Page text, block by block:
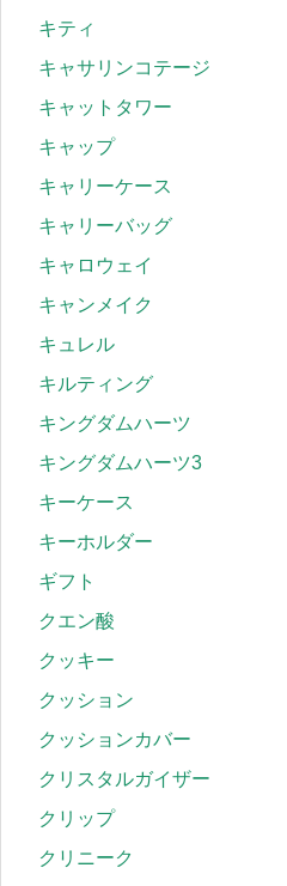
キティ
キャサリンコテージ
キャットタワー
キャップ
キャリーケース
キャリーバッグ
キャロウェイ
キャンメイク
キュレル
キルティング
キングダムハーツ
キングダムハーツ3
キーケース
キーホルダー
ギフト
クエン酸
クッキー
クッション
クッションカバー
クリスタルガイザー
クリップ
クリニーク